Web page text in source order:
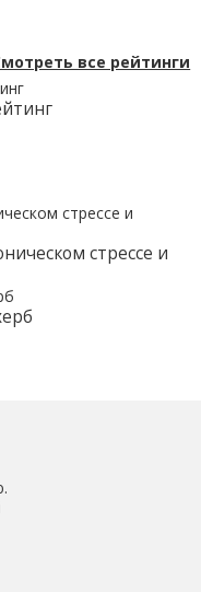
все рейтинги
стрессе и